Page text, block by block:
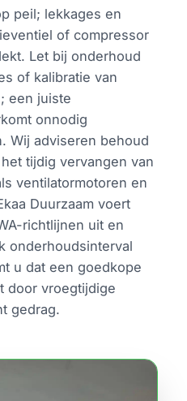
peil; lekkages en
of compressor
Let bij onderhoud
of kalibratie van
een juiste
onnodig
Wij adviseren behoud
tijdig vervangen van
ventilatormotoren en
Duurzaam voert
richtlijnen uit en
onderhoudsinterval
u dat een goedkope
door vroegtijdige
gedrag.